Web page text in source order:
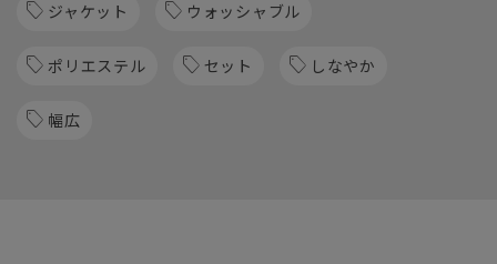
ジャケット ウォッシャブル
ポリエステル セット しなやか
幅広